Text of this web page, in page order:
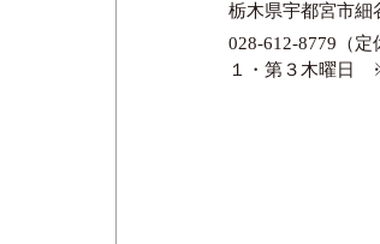
栃木県宇都宮市細
028-612-8779（
１・第３木曜日